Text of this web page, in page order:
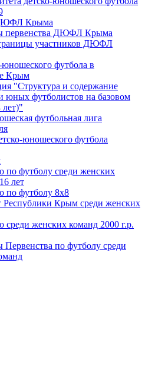
Крыма
первенства ДЮФЛ Крыма
участников ДЮФЛ
юношеского футбола в
Крым
"Структура и содержание
юных футболистов на базовом
лет)"
футбольная лига
юношеского футбола
по футболу среди женских
лет
по футболу 8х8
Республики Крым среди женских
среди женских команд 2000 г.р.
Первенства по футболу среди